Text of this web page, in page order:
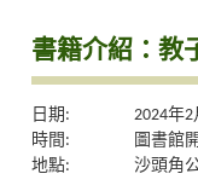
書籍介紹：教
日期:
2024年
時間:
圖書館
地點:
沙頭角